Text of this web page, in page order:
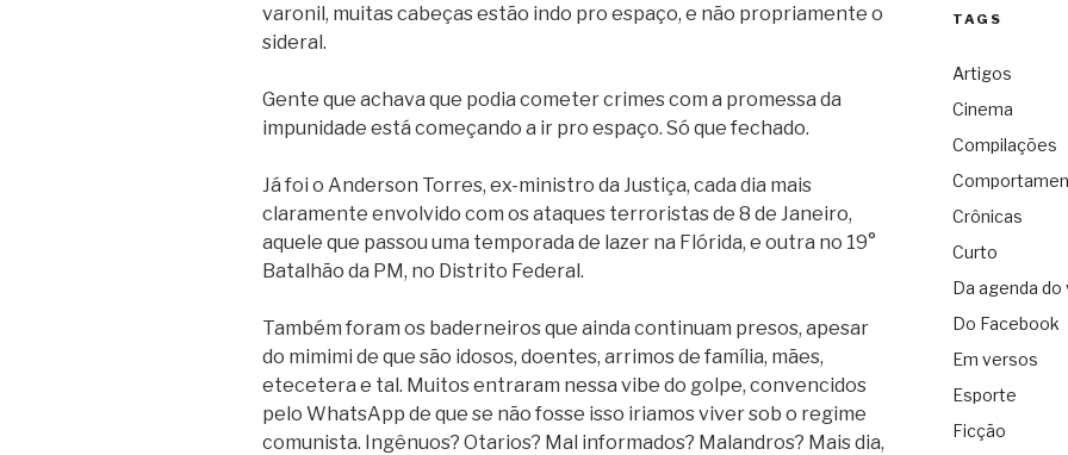
varonil, muitas cabeças estão indo pro espaço, e não propriamente o
sideral.
Gente que achava que podia cometer crimes com a promessa da
impunidade está começando a ir pro espaço. Só que fechado.
Já foi o Anderson Torres, ex-ministro da Justiça, cada dia mais
claramente envolvido com os ataques terroristas de 8 de Janeiro,
aquele que passou uma temporada de lazer na Flórida, e outra no 19°
Batalhão da PM, no Distrito Federal.
Também foram os baderneiros que ainda continuam presos, apesar
do mimimi de que são idosos, doentes, arrimos de família, mães,
etecetera e tal. Muitos entraram nessa vibe do golpe, convencidos
pelo WhatsApp de que se não fosse isso iriamos viver sob o regime
comunista. Ingênuos? Otarios? Mal informados? Malandros? Mais dia,
TAGS
Artigos
Cinema
Compilações
Crônicas
Curto
Da agenda do
Do Facebook
Em versos
Esporte
Ficção